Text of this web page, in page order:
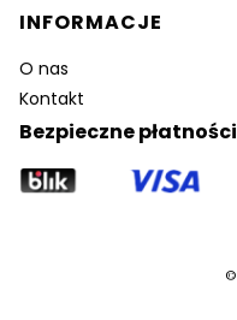
INFORMACJE
O nas
Kontakt
Bezpieczne płatności
©